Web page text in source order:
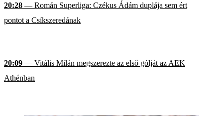
20:28 — Román Superliga: Czékus Ádám duplája sem ért
pontot a Csíkszeredának
20:09 — Vitális Milán megszerezte az első gólját az AEK
Athénban